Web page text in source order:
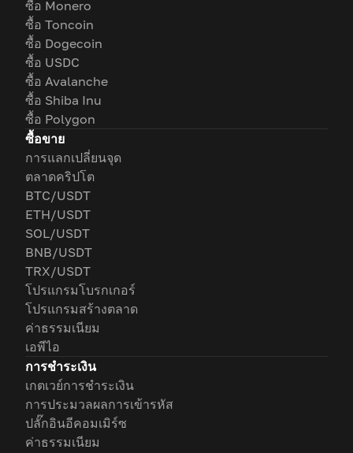
ซื้อ Monero
ซื้อ Toncoin
ซื้อ Dogecoin
ซื้อ USDC
ซื้อ Avalanche
ซื้อ Shiba Inu
ซื้อ Polygon
ซื้อขาย
การแลกเปลี่ยนจุด
ตลาดคริปโต
BTC/USDT
ETH/USDT
SOL/USDT
BNB/USDT
TRX/USDT
โปรแกรมโบรกเกอร์
โปรแกรมสร้างตลาด
ค่าธรรมเนียม
เอพีไอ
การชำระเงิน
เกตเวย์การชำระเงิน
การประมวลผลการเข้ารหัส
ปลั๊กอินอีคอมเมิร์ซ
ค่าธรรมเนียม